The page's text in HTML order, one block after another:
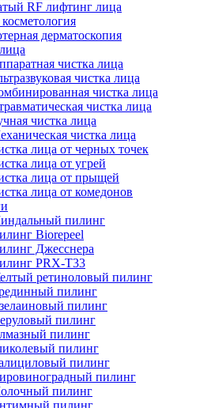
RF лифтинг лица
дерматоскопия
чистка лица
чистка лица
чистка лица
чистка лица
чистка лица
чистка лица
лица от черных точек
лица от угрей
лица от прыщей
лица от комедонов
пилинг
Biorepeel
Джесснера
PRX-T33
ретиноловый пилинг
пилинг
пилинг
пилинг
пилинг
пилинг
пилинг
пилинг
пилинг
пилинг